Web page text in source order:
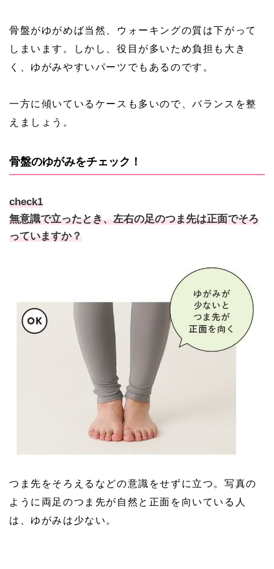
骨盤がゆがめば当然、ウォーキングの質は下がって
しまいます。しかし、役目が多いため負担も大き
く、ゆがみやすいパーツでもあるのです。
一方に傾いているケースも多いので、バランスを整
えましょう。
骨盤のゆがみをチェック！
check1
無意識で立ったとき、左右の足のつま先は正面でそろ
っていますか？
つま先をそろえるなどの意識をせずに立つ。写真の
ように両足のつま先が自然と正面を向いている人
は、ゆがみは少ない。